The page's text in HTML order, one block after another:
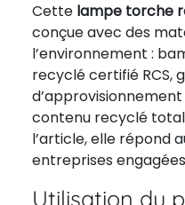
Cette lampe torche
conçue avec des
l’environnement :
recyclé certifié RCS,
contenu recyclé total
l’article, elle répond
entreprises
Utilisation du